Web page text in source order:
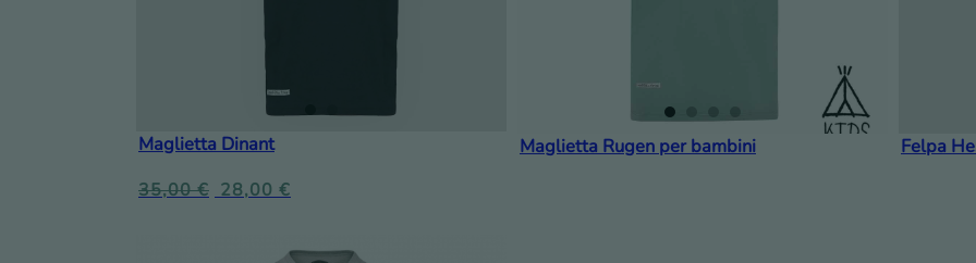
Maglietta Dinant
35,00€ 28,00 €
Maglietta Rugen per bambini Felpa